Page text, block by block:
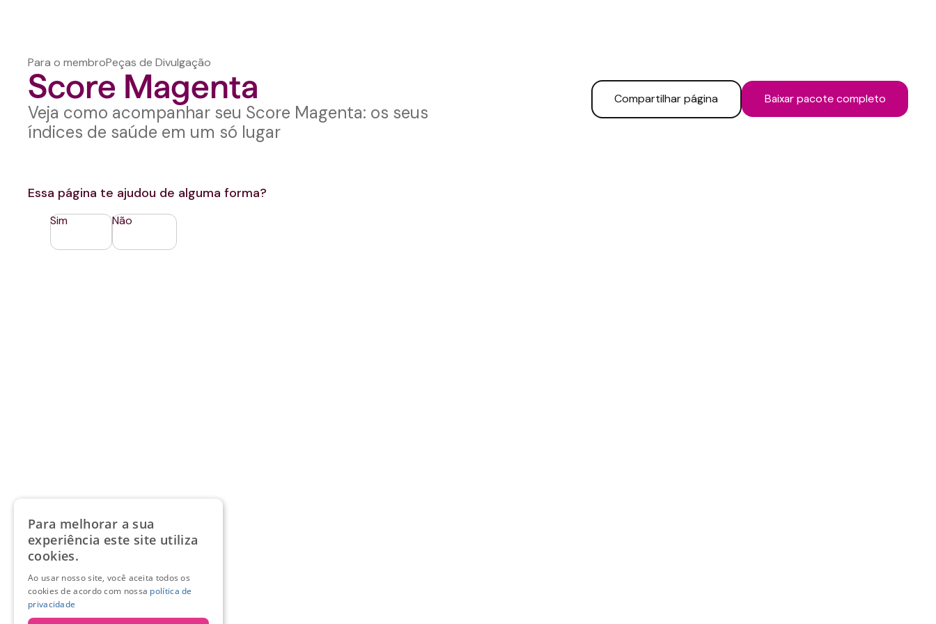
Para o membroPeças de Divulgação
Score Magenta
Veja como acompanhar seu Score Magenta: os seus
índices de saúde em um só lugar
Compartilhar página Baixar pacote completo
Essa página te ajudou de alguma forma?
Sim Não
Para melhorar a sua
experiência este site utiliza
cookies.
Ao usar nosso site, você aceita todos os
cookies de acordo com nossa política de
privacidade